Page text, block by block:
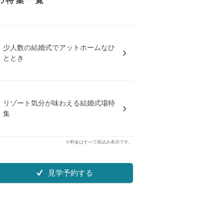
少人数の結婚式でアットホームなひ
ととき
リゾート気分が味わえる結婚式場特
集
※料金はすべて税込み表示です。
見学予約する